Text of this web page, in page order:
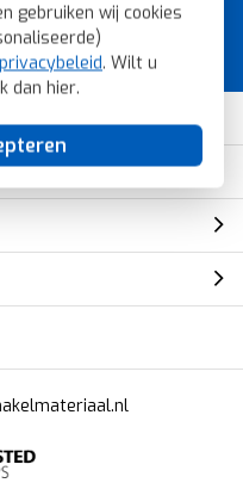
gebruiken wij cookies
privacybeleid. Wilt u
dan hier.